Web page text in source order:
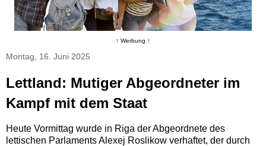
↑ Werbung ↑
Montag, 16. Juni 2025
Lettland: Mutiger Abgeordneter im
Kampf mit dem Staat
Heute Vormittag wurde in Riga der Abgeordnete des
lettischen Parlaments Alexej Roslikow verhaftet, der durch